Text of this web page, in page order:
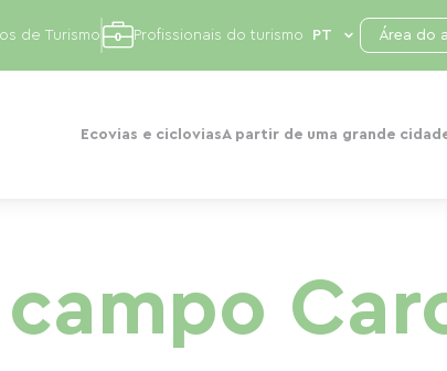
Ecovias e cicloviasA partir de uma grande
de Turismo Profissionais do turismo Área do